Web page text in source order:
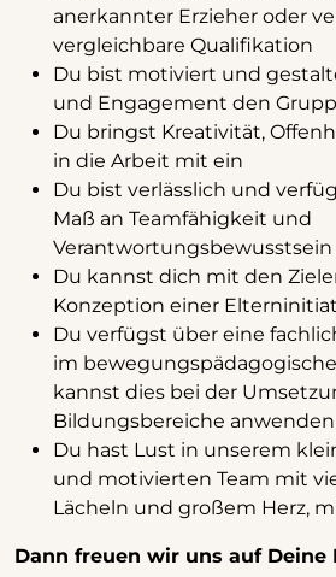
anerkannter Erzieher oder
vergleichbare Qualifikation
Du bist motiviert und
und Engagement den
Du bringst Kreativität,
in die Arbeit mit ein
Du bist verlässlich und
Maß an Teamfähigkeit und
Verantwortungsbewusstsein
Du kannst dich mit den
Konzeption einer
Du verfügst über eine
im
kannst dies bei der
Bildungsbereiche anwenden
Du hast Lust in unserem
und motivierten Team mit
Lächeln und großem Herz,
Dann freuen wir uns auf Deine